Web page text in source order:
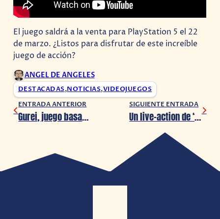
El juego saldrá a la venta para PlayStation 5 el 22
de marzo. ¿Listos para disfrutar de este increíble
juego de acción?
ANGEL DE ANGELES
DESTACADAS,NOTICIAS,VIDEOJUEGOS
ENTRADA ANTERIOR
Gurei, juego basado en la mitología japonesa, muestra jugabilidad de combate en nuevo trailer
SIGUIENTE ENTRADA
Un live-action de ‘The Sims’ está en desarrollo